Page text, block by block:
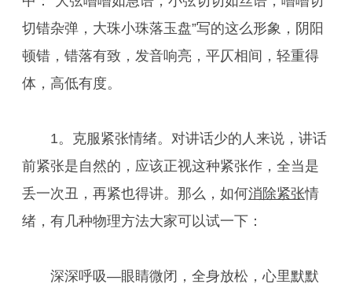
切错杂弹，大珠小珠落玉盘”写的这么形象，阴阳
顿错，错落有致，发音响亮，平仄相间，轻重得
体，高低有度。
1。克服紧张情绪。对讲话少的人来说，讲话
前紧张是自然的，应该正视这种紧张作，全当是
丢一次丑，再紧也得讲。那么，如何消除紧张情
绪，有几种物理方法大家可以试一下：
深深呼吸—眼睛微闭，全身放松，心里默默